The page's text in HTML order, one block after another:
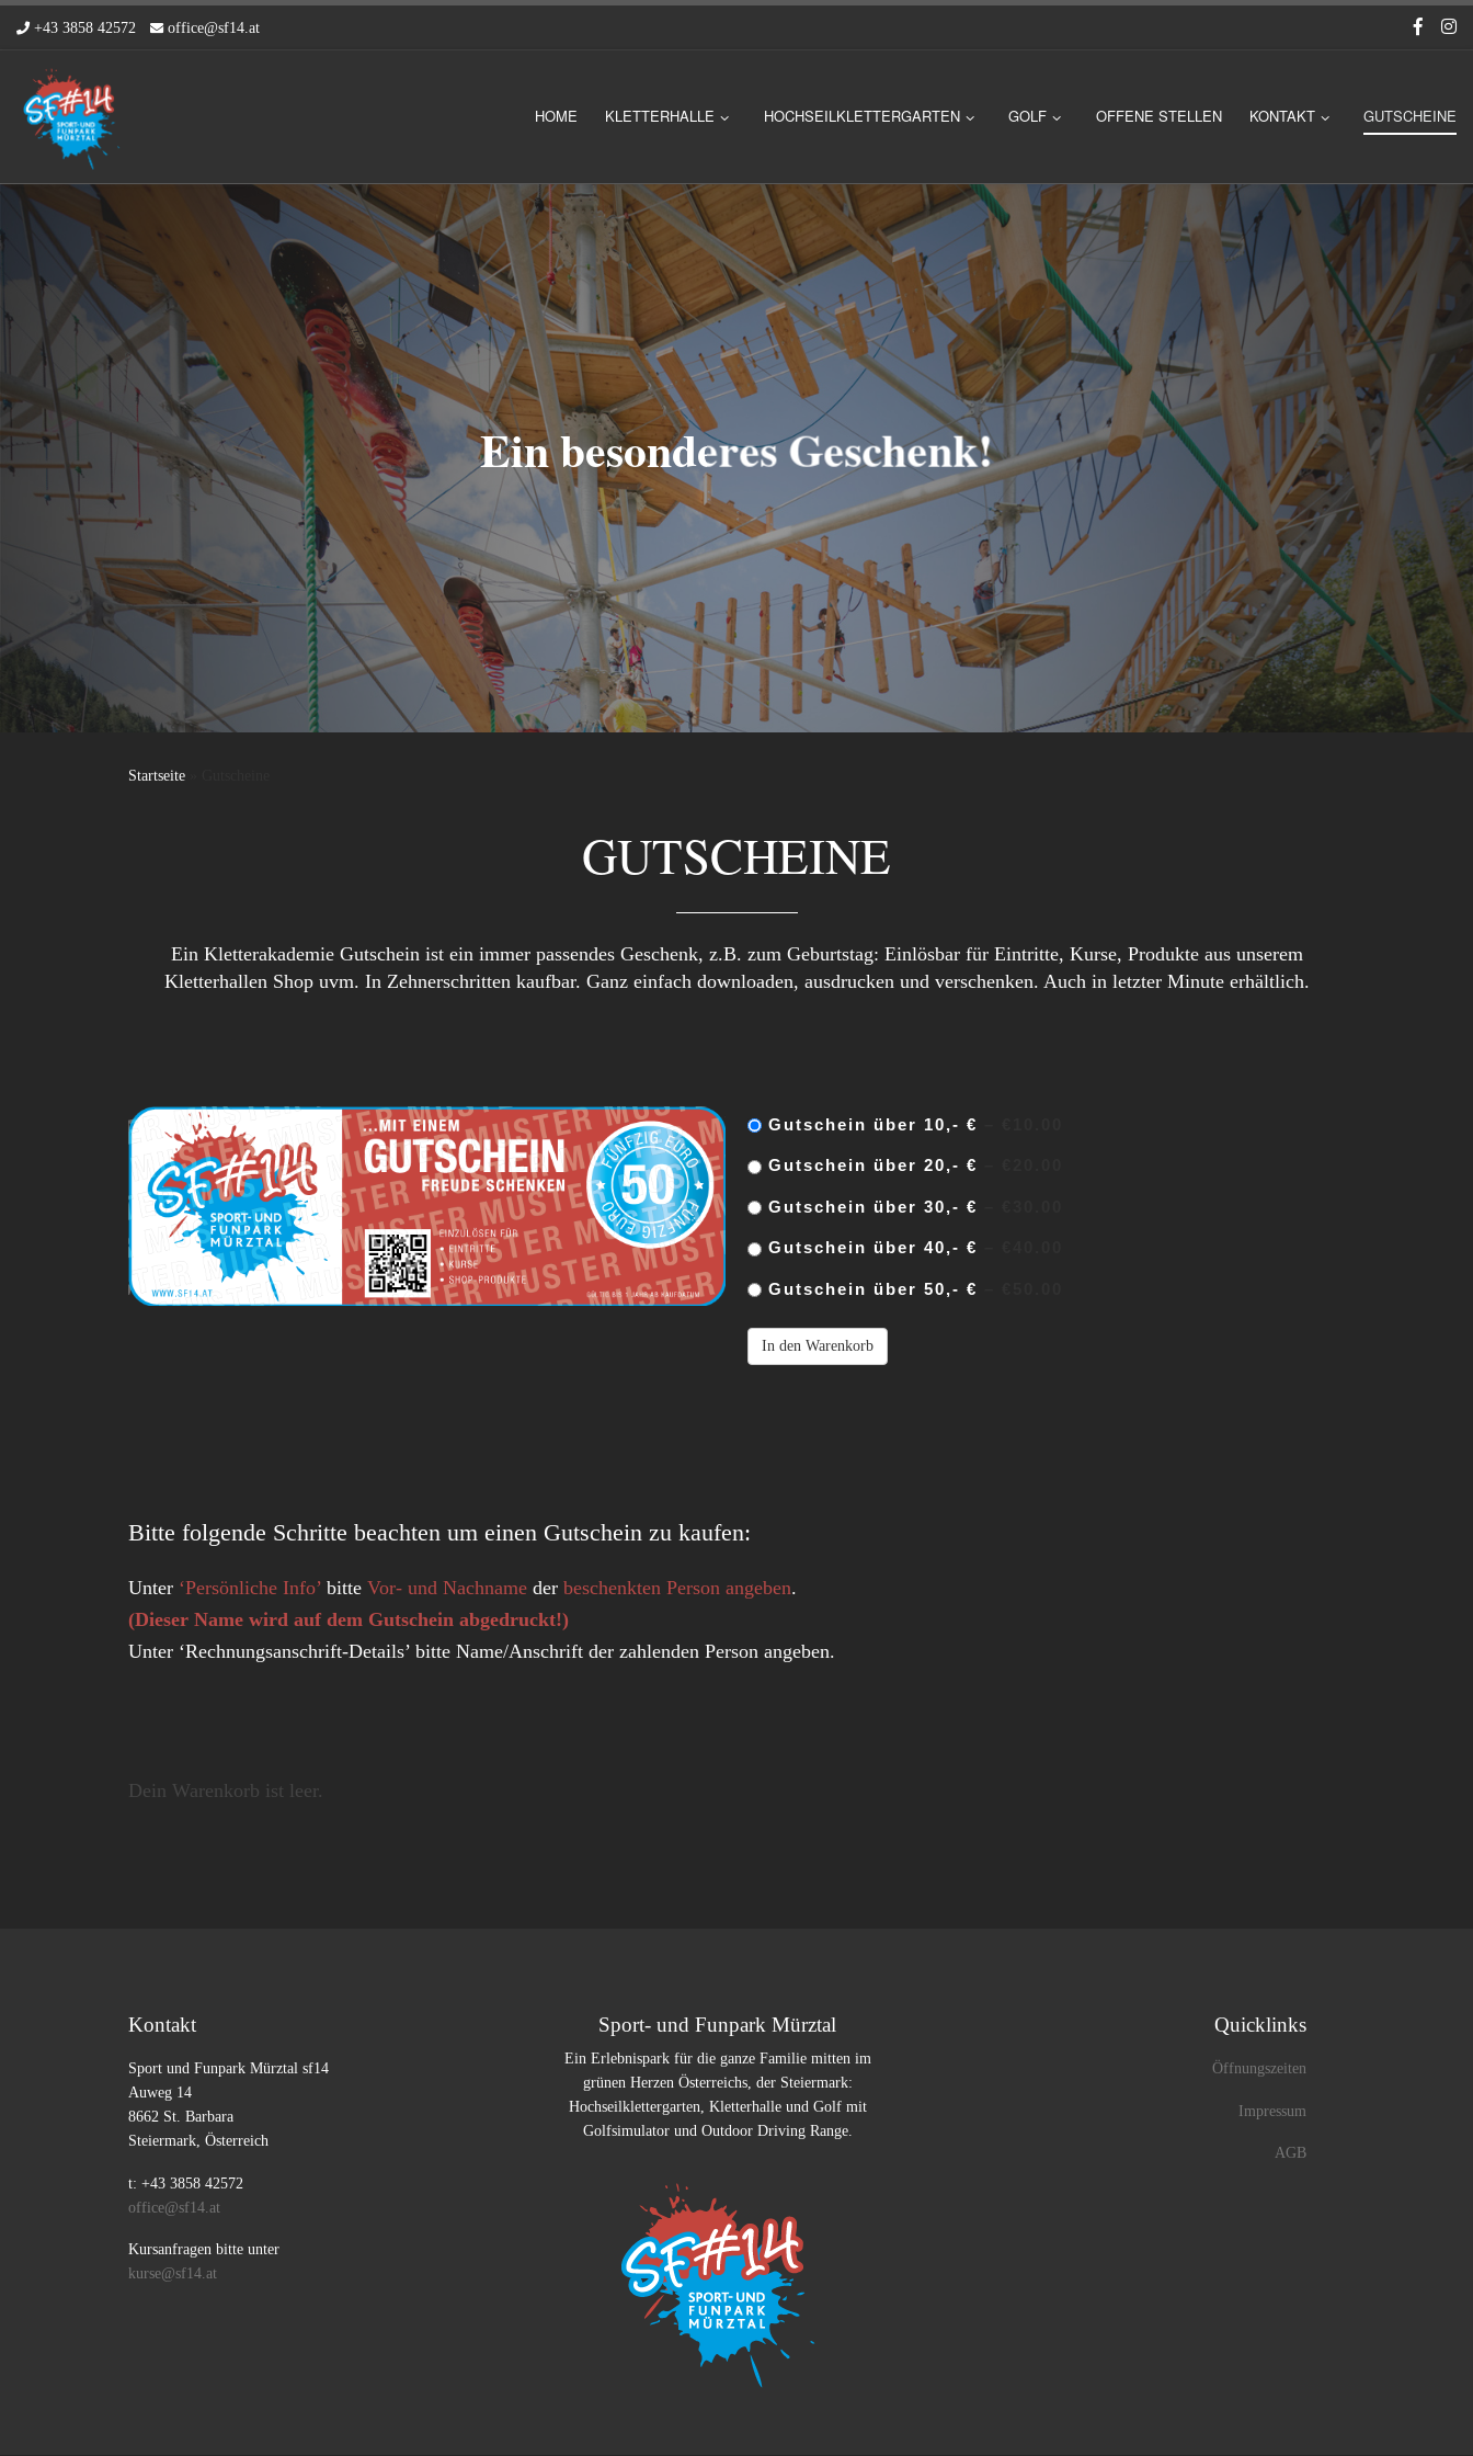
+43 3858 42572 office@sf14.at
HOME KLETTERHALLE HOCHSEILKLETTERGARTEN GOLF OFFENE STELLEN KONTAKT GUTSCHEINE
Ein besonderes Geschenk!
Startseite
GUTSCHEINE
Ein Kletterakademie Gutschein ist ein immer passendes Geschenk, z.B. zum Geburtstag: Einlösbar für Eintritte, Kurse, Produkte aus unserem
Kletterhallen Shop uvm. In Zehnerschritten kaufbar. Ganz einfach downloaden, ausdrucken und verschenken. Auch in letzter Minute erhältlich.
Gutschein über 10,- €
Gutschein über 20,- €
Gutschein über 30,- €
Gutschein über 40,- €
Gutschein über 50,- €
In den Warenkorb
Bitte folgende Schritte beachten um einen Gutschein zu kaufen:
Unter ‘Persönliche Info’ bitte Vor- und Nachname der beschenkten Person angeben.
(Dieser Name wird auf dem Gutschein abgedruckt!)
Unter ‘Rechnungsanschrift-Details’ bitte Name/Anschrift der zahlenden Person angeben.
Dein Warenkorb ist leer.
Kontakt
Sport und Funpark Mürztal sf14
Auweg 14
8662 St. Barbara
Steiermark, Österreich
t: +43 3858 42572
office@sf14.at
Kursanfragen bitte unter
kurse@sf14.at
Sport- und Funpark Mürztal
Ein Erlebnispark für die ganze Familie mitten im
grünen Herzen Österreichs, der Steiermark:
Hochseilklettergarten, Kletterhalle und Golf mit
Golfsimulator und Outdoor Driving Range.
Quicklinks
Öffnungszeiten
Impressum
AGB